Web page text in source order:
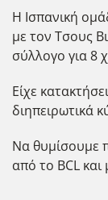
Η Ισπανική
με τον Τσους
σύλλογο για 8
Είχε
διηπειρωτικά
Να θυμίσουμε
από το BCL